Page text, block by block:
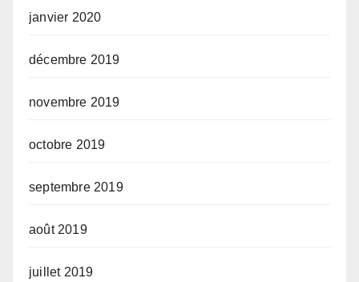
janvier 2020
décembre 2019
novembre 2019
octobre 2019
septembre 2019
août 2019
juillet 2019